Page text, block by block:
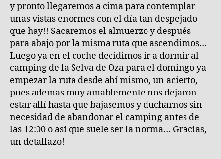
y pronto llegaremos a cima para contemplar
unas vistas enormes con el día tan despejado
que hay!! Sacaremos el almuerzo y después
para abajo por la misma ruta que ascendimos…
Luego ya en el coche decidimos ir a dormir al
camping de la Selva de Oza para el domingo ya
empezar la ruta desde ahí mismo, un acierto,
pues ademas muy amablemente nos dejaron
estar allí hasta que bajasemos y ducharnos sin
necesidad de abandonar el camping antes de
las 12:00 o así que suele ser la norma… Gracias,
un detallazo!